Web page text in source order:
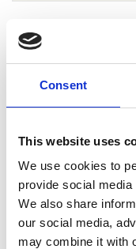
Consent
This website uses
We use cookies to
provide social
We also share
our social media,
may combine it with
asumiseen n.30 min
puitteet urheilun
latuverkosto, jossa on
myös kelkkareittejä ja
retkeilyyn,